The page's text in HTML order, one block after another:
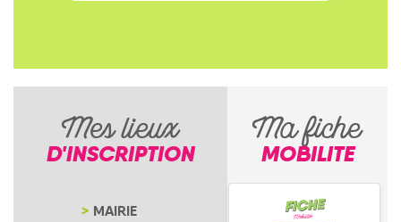
Mes lieux
D'INSCRIPTION
MAIRIE
Ma fiche
MOBILITE